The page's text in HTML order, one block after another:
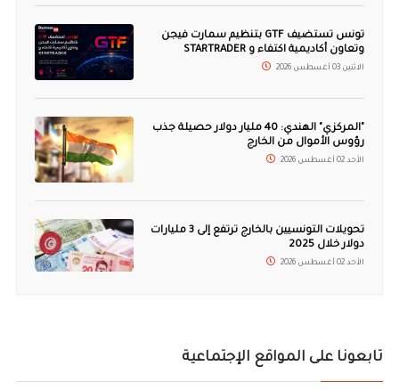
تونس تستضيف GTF بتنظيم سمارت فيجن
وتعاون أكاديمية اكتفاء و STARTRADER
الاثنين 03 أغسطس 2026
"المركزي" الهندي: 40 مليار دولار حصيلة جذب
رؤوس الأموال من الخارج
الأحد 02 أغسطس 2026
تحويلات التونسيين بالخارج ترتفع إلى 3 مليارات
دولار خلال 2025
الأحد 02 أغسطس 2026
تابعونا على المواقع الإجتماعية